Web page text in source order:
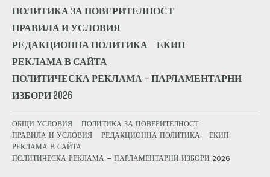
ПОЛИТИКА ЗА ПОВЕРИТЕЛНОСТ
ПРАВИЛА И УСЛОВИЯ
РЕДАКЦИОННА ПОЛИТИКА
ЕКИП
РЕКЛАМА В САЙТА
ПОЛИТИЧЕСКА РЕКЛАМА – ПАРЛАМЕНТАРНИ
ИЗБОРИ 2026
ОБЩИ УСЛОВИЯ
ПОЛИТИКА ЗА ПОВЕРИТЕЛНОСТ
ПРАВИЛА И УСЛОВИЯ
РЕДАКЦИОННА ПОЛИТИКА
ЕКИП
РЕКЛАМА В САЙТА
ПОЛИТИЧЕСКА РЕКЛАМА – ПАРЛАМЕНТАРНИ ИЗБОРИ 2026